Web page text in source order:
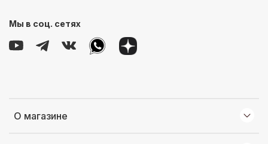
О магазине
Мы в соц. сетях